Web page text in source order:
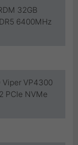
32GB
6400MHz
Viper VP4300
PCIe NVMe